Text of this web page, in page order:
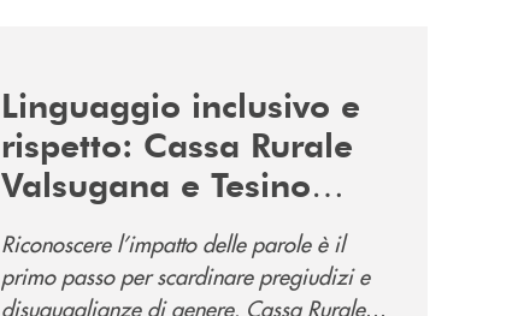
Linguaggio inclusivo e
rispetto: Cassa Rurale
Valsugana e Tesino
promuove la campagna
“Tolleranza Zero”
Riconoscere l’impatto delle parole è il
primo passo per scardinare pregiudizi e
disuguaglianze di genere. Cassa Rurale